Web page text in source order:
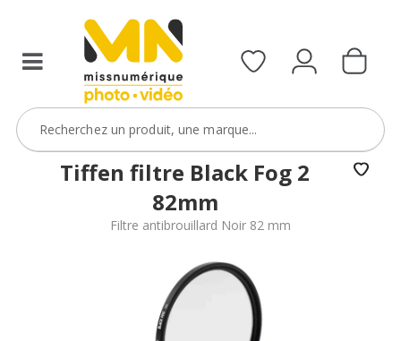
le
ObjectifFiltre5
VOIR L'OFFRE
Tiffen filtre Black Fog 2
82mm
Filtre antibrouillard Noir 82 mm